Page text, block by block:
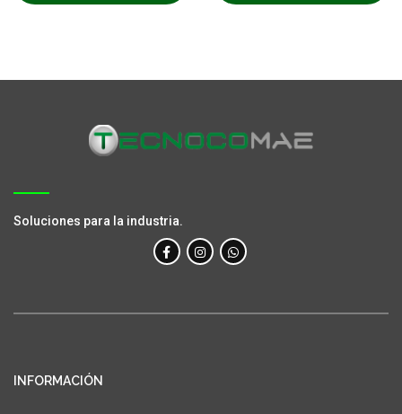
Soluciones para la industria.
INFORMACIÓN